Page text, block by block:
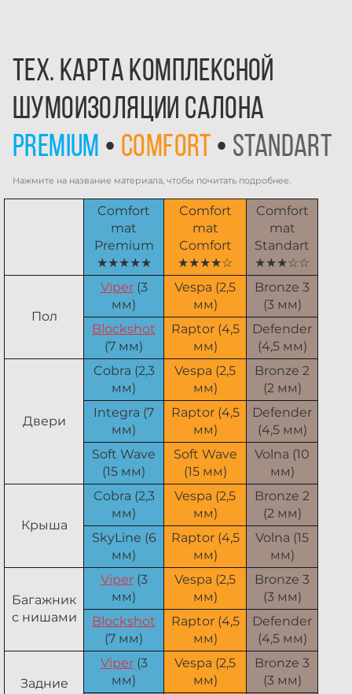
Тех. карта комплексной
шумоизоляции салона
premium • comfort • standart
Нажмите на название материала, чтобы почитать подробнее.
Comfort
mat
Premium
★★★★★
Comfort
mat
Comfort
★★★★☆
Comfort
mat
Standart
★★★☆☆
Пол
Viper(3
мм)
Vespa (2,5
мм)
Bronze 3
(3 мм)
Blockshot
(7 мм)
Raptor (4,5
мм)
Defender
(4,5 мм)
Двери
Cobra (2,3
мм)
Vespa (2,5
мм)
Bronze 2
(2 мм)
Integra (7
мм)
Raptor (4,5
мм)
Defender
(4,5 мм)
Soft Wave
(15 мм)
Soft Wave
(15 мм)
Volna (10
мм)
Крыша
Cobra (2,3
мм)
Vespa (2,5
мм)
Bronze 2
(2 мм)
SkyLine (6
мм)
Raptor (4,5
мм)
Volna (15
мм)
Багажник
с нишами
Viper(3
мм)
Vespa (2,5
мм)
Bronze 3
(3 мм)
Blockshot
(7 мм)
Raptor (4,5
мм)
Defender
(4,5 мм)
Задние
Viper(3
мм)
Vespa (2,5
мм)
Bronze 3
(3 мм)